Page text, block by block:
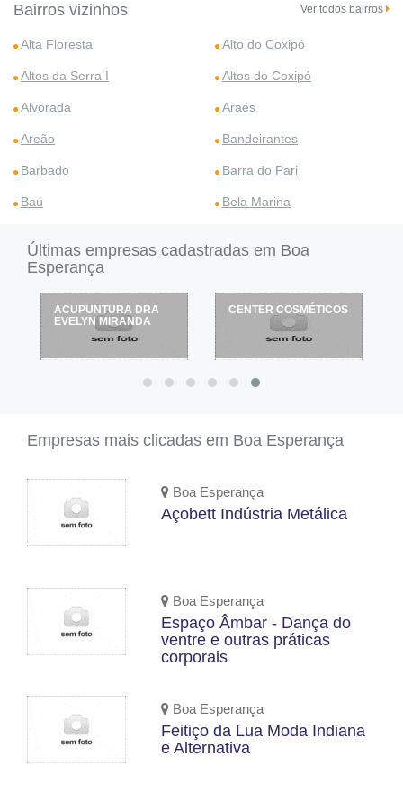
Bairros vizinhos Ver todos bairros
Alta Floresta Alto do Coxipó
Altos da Serra I Altos do Coxipó
Alvorada Araés
Areão Bandeirantes
Barbado Barra do Pari
Baú Bela Marina
Últimas empresas cadastradas em Boa
Esperança
ACUPUNTURA DRA
EVELYN MIRANDA
CENTER COSMÉTICOS
Empresas mais clicadas em Boa Esperança
Boa Esperança
Açobett Indústria Metálica
Boa Esperança
Espaço Âmbar - Dança do
ventre e outras práticas
corporais
Boa Esperança
Feitiço da Lua Moda Indiana
e Alternativa